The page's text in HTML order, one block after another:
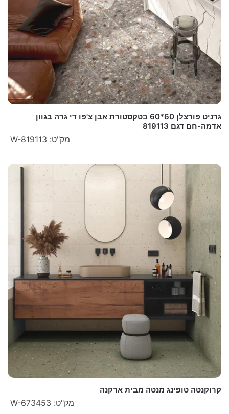
גרניט פורצלן 60*60 בטקסטורת אבן צ'פו די גרה בגוון
אדמה-חם דגם 819113
מק"ט: W-819113
קרוקנטה טופינג מנטה מבית ארקנה
מק"ט: W-673453